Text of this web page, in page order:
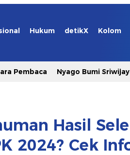
Hukum detikX Kolom
Pembaca Nyago Bumi
Hasil
2024? Cek